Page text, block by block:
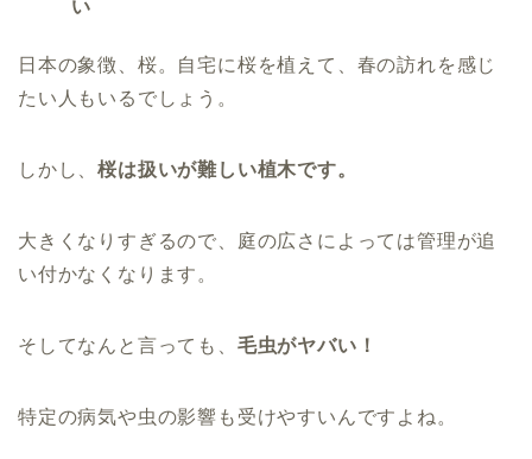
い
日本の象徴、桜。自宅に桜を植えて、春の訪れを感じ
たい人もいるでしょう。
しかし、桜は扱いが難しい植木です。
大きくなりすぎるので、庭の広さによっては管理が追
い付かなくなります。
そしてなんと言っても、 毛虫がヤバい！
特定の病気や虫の影響も受けやすいんですよね。